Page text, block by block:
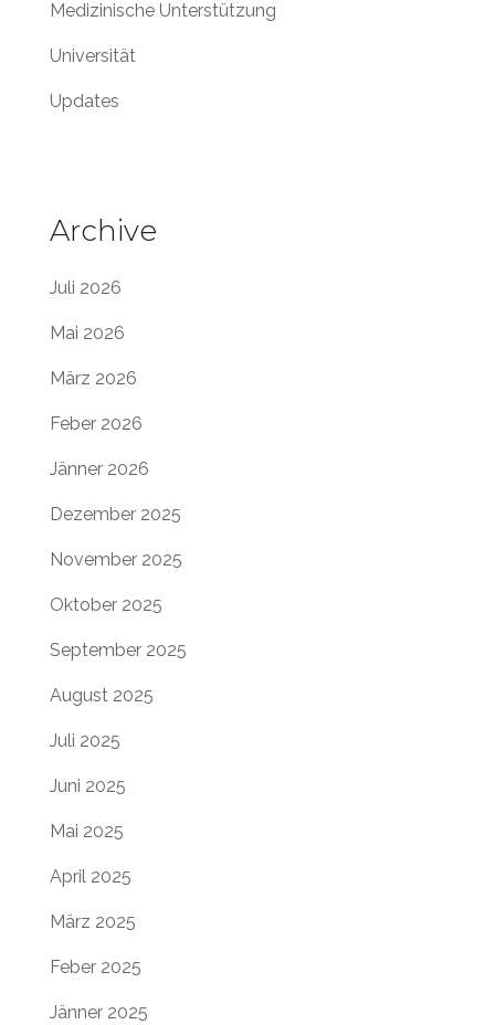
Medizinische Unterstützung
Universität
Updates
Archive
Juli 2026
Mai 2026
März 2026
Feber 2026
Jänner 2026
Dezember 2025
November 2025
Oktober 2025
September 2025
August 2025
Juli 2025
Juni 2025
Mai 2025
April 2025
März 2025
Feber 2025
Jänner 2025